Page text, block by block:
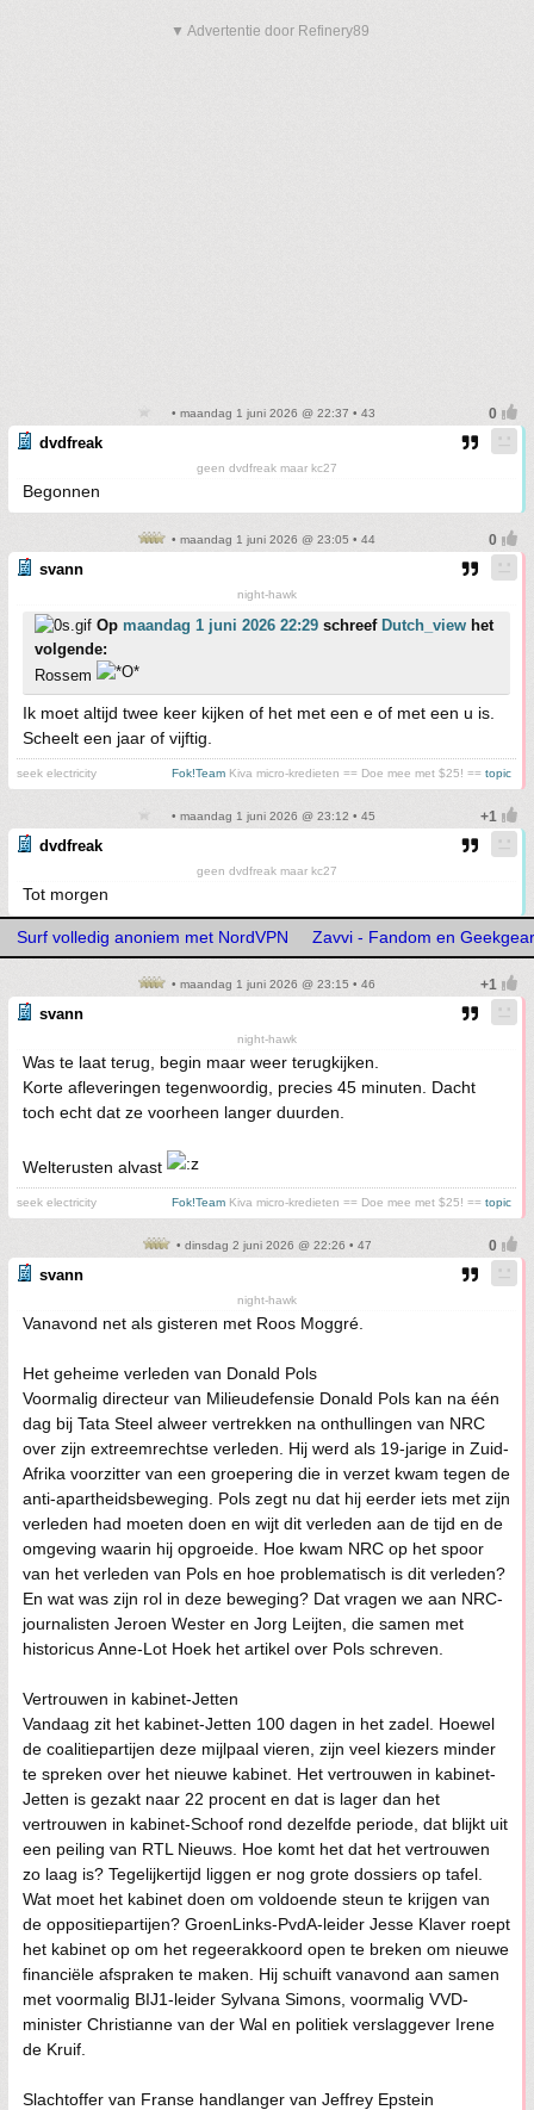
▼ Advertentie door Refinery89
• maandag 1 juni 2026 @ 22:37 • 43
dvdfreak
geen dvdfreak maar kc27
Begonnen
• maandag 1 juni 2026 @ 23:05 • 44
svann
night-hawk
Op maandag 1 juni 2026 22:29 schreef Dutch_view het
volgende:
Rossem
Ik moet altijd twee keer kijken of het met een e of met een u is.
Scheelt een jaar of vijftig.
seek electricity Fok!Team Kiva micro-kredieten == Doe mee met $25! == topic
• maandag 1 juni 2026 @ 23:12 • 45
dvdfreak
geen dvdfreak maar kc27
Tot morgen
Surf volledig anoniem met NordVPN Zavvi - Fandom en Geekgear
• maandag 1 juni 2026 @ 23:15 • 46
svann
night-hawk
Was te laat terug, begin maar weer terugkijken.
Korte afleveringen tegenwoordig, precies 45 minuten. Dacht
toch echt dat ze voorheen langer duurden.
Welterusten alvast
seek electricity Fok!Team Kiva micro-kredieten == Doe mee met $25! == topic
• dinsdag 2 juni 2026 @ 22:26 • 47
svann
night-hawk
Vanavond net als gisteren met Roos Moggré.
Het geheime verleden van Donald Pols
Voormalig directeur van Milieudefensie Donald Pols kan na één
dag bij Tata Steel alweer vertrekken na onthullingen van NRC
over zijn extreemrechtse verleden. Hij werd als 19-jarige in Zuid-
Afrika voorzitter van een groepering die in verzet kwam tegen de
anti-apartheidsbeweging. Pols zegt nu dat hij eerder iets met zijn
verleden had moeten doen en wijt dit verleden aan de tijd en de
omgeving waarin hij opgroeide. Hoe kwam NRC op het spoor
van het verleden van Pols en hoe problematisch is dit verleden?
En wat was zijn rol in deze beweging? Dat vragen we aan NRC-
journalisten Jeroen Wester en Jorg Leijten, die samen met
historicus Anne-Lot Hoek het artikel over Pols schreven.
Vertrouwen in kabinet-Jetten
Vandaag zit het kabinet-Jetten 100 dagen in het zadel. Hoewel
de coalitiepartijen deze mijlpaal vieren, zijn veel kiezers minder
te spreken over het nieuwe kabinet. Het vertrouwen in kabinet-
Jetten is gezakt naar 22 procent en dat is lager dan het
vertrouwen in kabinet-Schoof rond dezelfde periode, dat blijkt uit
een peiling van RTL Nieuws. Hoe komt het dat het vertrouwen
zo laag is? Tegelijkertijd liggen er nog grote dossiers op tafel.
Wat moet het kabinet doen om voldoende steun te krijgen van
de oppositiepartijen? GroenLinks-PvdA-leider Jesse Klaver roept
het kabinet op om het regeerakkoord open te breken om nieuwe
financiële afspraken te maken. Hij schuift vanavond aan samen
met voormalig BIJ1-leider Sylvana Simons, voormalig VVD-
minister Christianne van der Wal en politiek verslaggever Irene
de Kruif.
Slachtoffer van Franse handlanger van Jeffrey Epstein